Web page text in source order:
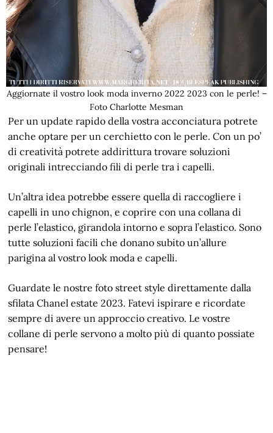
Aggiornate il vostro look moda inverno 2022 2023 con le perle! –
Foto Charlotte Mesman
Per un update rapido della vostra acconciatura potrete
anche optare per un cerchietto con le perle. Con un po’
di creatività potrete addirittura trovare soluzioni
originali intrecciando fili di perle tra i capelli.
Un’altra idea potrebbe essere quella di raccogliere i
capelli in uno chignon, e coprire con una collana di
perle l’elastico, girandola intorno e sopra l’elastico. Sono
tutte soluzioni facili che donano subito un’allure
parigina al vostro look moda e capelli.
Guardate le nostre foto street style direttamente dalla
sfilata Chanel estate 2023. Fatevi ispirare e ricordate
sempre di avere un approccio creativo. Le vostre
collane di perle servono a molto più di quanto possiate
pensare!